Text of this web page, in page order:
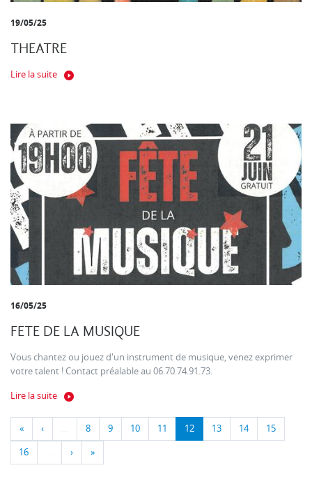
19/05/25
THEATRE
Lire la suite
16/05/25
FETE DE LA MUSIQUE
Vous chantez ou jouez d'un instrument de musique, venez exprimer
votre talent ! Contact préalable au 06.70.74.91.73.
Lire la suite
« ‹ … 8 9 10 11 12 13 14 15
16 … › »